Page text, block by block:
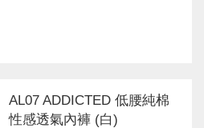
AL07 ADDICTED 低腰純棉
性感透氣內褲 (白)